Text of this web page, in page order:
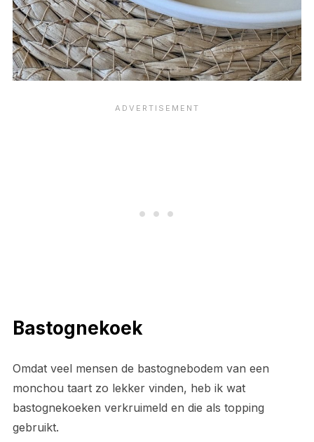
Bastognekoek
Omdat veel mensen de bastognebodem van een
monchou taart zo lekker vinden, heb ik wat
bastognekoeken verkruimeld en die als topping
gebruikt.